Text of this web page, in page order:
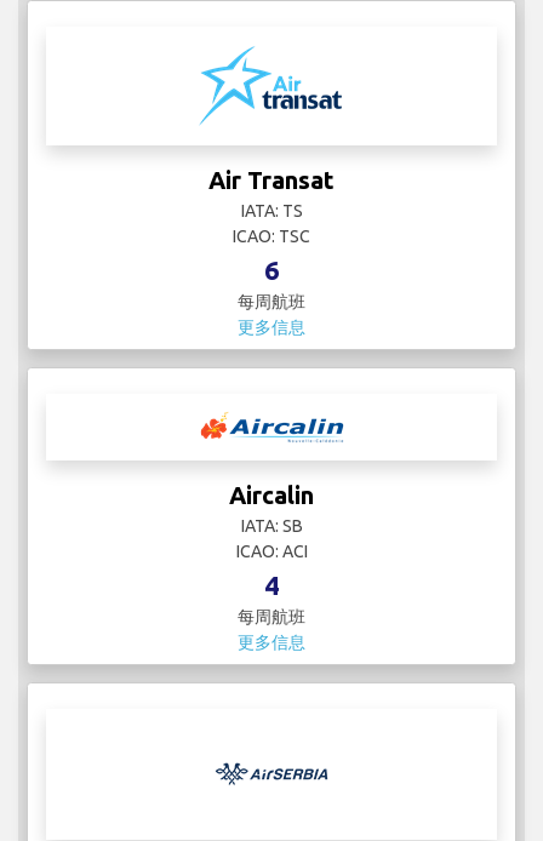
Air Transat
IATA: TS
ICAO: TSC
6
每周航班
更多信息
Aircalin
IATA: SB
ICAO: ACI
4
每周航班
更多信息